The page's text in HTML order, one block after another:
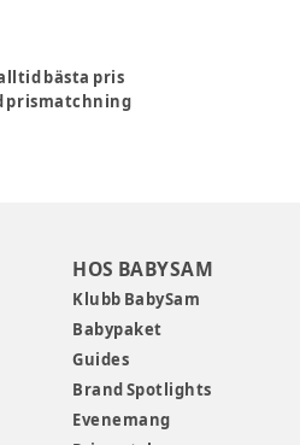
bästa pris
prismatchning
HOS BABYSAM
Klubb BabySam
Babypaket
Guides
Brand Spotlights
Evenemang